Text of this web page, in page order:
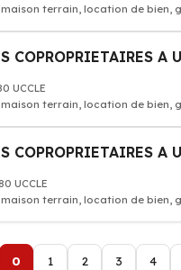
terrain, location de bien,
COPROPRIETAIRES A
UCCLE
terrain, location de bien,
COPROPRIETAIRES A
UCCLE
terrain, location de bien,
0 1 2 3 4